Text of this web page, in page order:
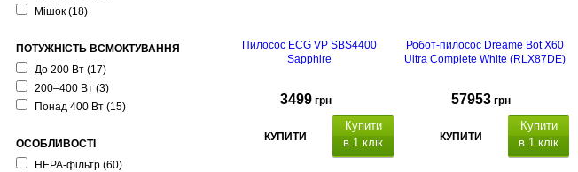
Мішок (18)
ПОТУЖНІСТЬ ВСМОКТУВАННЯ
До 200 Вт (17)
200–400 Вт (3)
Понад 400 Вт (15)
ОСОБЛИВОСТІ
HEPA-фільтр (60)
Пилосос ECG VP SBS4400
Sapphire
3499 грн
КУПИТИ
Купити
в 1 клік
Робот-пилосос Dreame Bot X60
Ultra Complete White (RLX87DE)
57953 грн
КУПИТИ
Купити
в 1 клік